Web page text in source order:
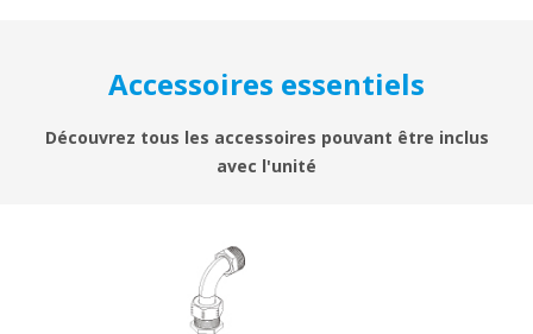
Accessoires essentiels
Découvrez tous les accessoires pouvant être inclus
avec l'unité